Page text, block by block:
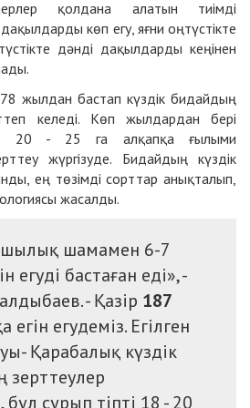
қолдана алатын тиімді
дақылдарды көп егу, яғни оңтүстікте
дәнді дақылдарды кеңінен
жылдан бастап күздік бидайдың
келеді. Көп жылдардан бері
20 - 25 га алқапқа ғылыми
жүргізуде. Бидайдың күздік
ең төзімді сорттар анықталып,
жасалды.
шамамен 6-7
егуді бастаған еді», -
- Қазір 187
егін егудеміз. Егілген
Қарабалық күздік
зерттеулер
бұл сұрып тіпті 18 - 20